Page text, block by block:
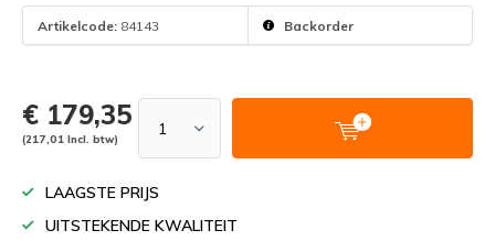
Artikelcode: 84143 Backorder
€ 179,35
(217,01 Incl. btw)
LAAGSTE PRIJS
UITSTEKENDE KWALITEIT